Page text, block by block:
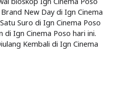
New Day di Ign Cinema
Suro di Ign Cinema Poso
di Ign Cinema Poso hari ini.
Kembali di Ign Cinema